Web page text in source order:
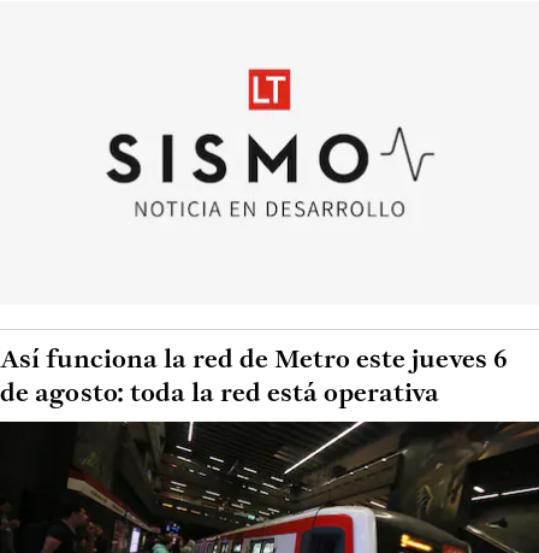
Así funciona la red de Metro este jueves 6
de agosto: toda la red está operativa